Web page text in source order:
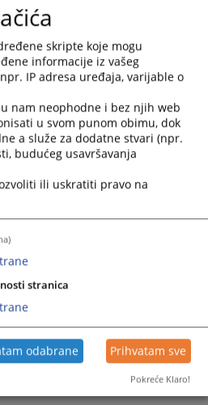
kroz uspostavu neophodne
IKT rješenja
pravosuđa.
pravosuđa u
krajnjim ciljevima ovog
pružanje kvalitetnih
rada bh. sudova i
procesu informatizacije
namjerom da krajnjim
BiH, donesu dodatne koristi.
PREGLEDA
skripte koje mogu
informacije iz vašeg
IP adresa uređaja, varijable o
nam neophodne i bez njih web
u svom punom obimu, dok
a služe za dodatne stvari (npr.
budućeg usavršavanja
ili uskratiti pravo na
stranica
odabrane Prihvatam sve
Pokreće Klaro!